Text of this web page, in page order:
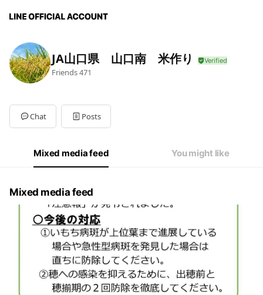
JA山口県 山口南 米作り
Friends471
Chat Posts
Mixed media feed You might like
Mixed media feed